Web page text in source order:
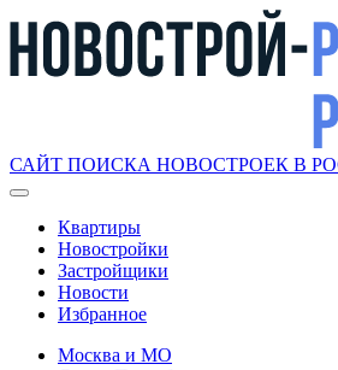
САЙТ ПОИСКА НОВОСТРОЕК В
Квартиры
Новостройки
Застройщики
Новости
Избранное
Москва и МО